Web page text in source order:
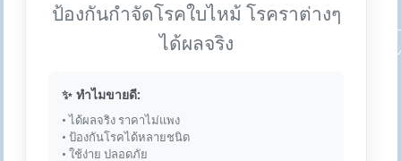
ป้องกันกำจัดโรคใบไหม้ โรคราต่างๆ
ได้ผลจริง
✨ ทำไมขายดี:
• ได้ผลจริง ราคาไม่แพง
• ป้องกันโรคได้หลายชนิด
• ใช้ง่าย ปลอดภัย